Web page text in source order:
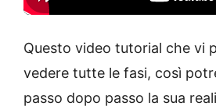
Questo video tutorial che vi
vedere tutte le fasi, così
passo dopo passo la sua